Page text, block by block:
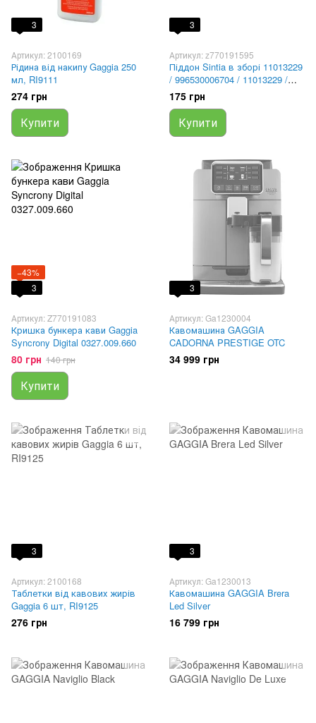
3
Артикул: 2100169
Рідина від накипу Gaggia 250
мл, RI9111
274 грн
Купити
3
Артикул: z770191595
Піддон Sintia в зборі 11013229
/ 996530006704 / 11013229 /
11022440 / 996530007373 /
17000252
175 грн
Купити
−43%
3
Артикул: Z770191083
Кришка бункера кави Gaggia
Syncrony Digital 0327.009.660
80 грн 140 грн
Купити
3
Артикул: Ga1230004
Кавомашина GAGGIA
CADORNA PRESTIGE OTC
34 999 грн
3
Артикул: 2100168
Таблетки від кавових жирів
Gaggia 6 шт, RI9125
276 грн
3
Артикул: Ga1230013
Кавомашина GAGGIA Brera
Led Silver
16 799 грн